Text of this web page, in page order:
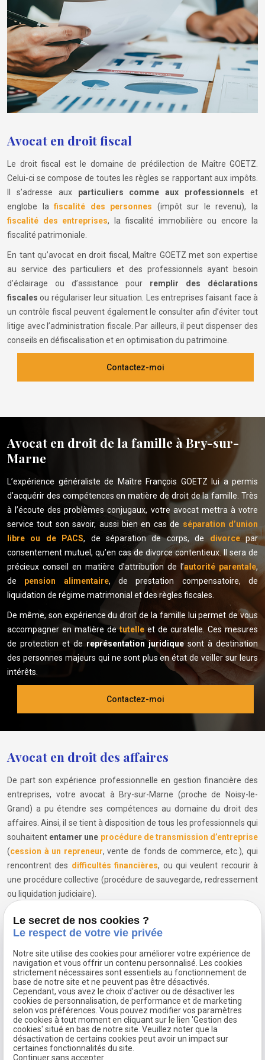
Avocat en droit fiscal
Le droit fiscal est le domaine de prédilection de Maître GOETZ.
Celui-ci se compose de toutes les règles se rapportant aux impôts.
Il s’adresse auxparticuliers comme aux professionnels et
englobe lafiscalité des personnes (impôt sur le revenu), la
fiscalité des entreprises, la fiscalité immobilière ou encore la
fiscalité patrimoniale.
En tant qu’avocat en droit fiscal, Maître GOETZ met son expertise
au service des particuliers et des professionnels ayant besoin
d’éclairage ou d’assistance pour remplir des déclarations
fiscales ou régulariser leur situation. Les entreprises faisant face à
un contrôle fiscal peuvent également le consulter afin d’éviter tout
litige avec l’administration fiscale. Par ailleurs, il peut dispenser des
conseils en défiscalisation et en optimisation du patrimoine.
Contactez-moi
Avocat en droit de la famille à Bry-sur-
Marne
L’expérience généraliste de Maître François GOETZ lui a permis
d’acquérir des compétences en matière de droit de la famille. Très
à l’écoute des problèmes conjugaux, votre avocat mettra à votre
service tout son savoir, aussi bien en cas de séparation d’union
libre ou de PACS, de séparation de corps, de divorcepar
consentement mutuel, qu’en cas de divorce contentieux. Il sera de
précieux conseil en matière d’attribution de l’autorité parentale,
de pension alimentaire, de prestation compensatoire, de
liquidation de régime matrimonial et des règles fiscales.
De même, son expérience du droit de la famille lui permet de vous
accompagner en matière detutelle et de curatelle. Ces mesures
de protection et de représentation juridique sont à destination
des personnes majeurs qui ne sont plus en état de veiller sur leurs
intérêts.
Contactez-moi
Avocat en droit des affaires
De part son expérience professionnelle en gestion financière des
entreprises, votre avocat à Bry-sur-Marne (proche de Noisy-le-
Grand) a pu étendre ses compétences au domaine du droit des
affaires. Ainsi, il se tient à disposition de tous les professionnels qui
souhaitent entamer une procédure de transmission d’entreprise
(cession à un repreneur, vente de fonds de commerce, etc.), qui
rencontrent des difficultés financières, ou qui veulent recourir à
une procédure collective (procédure de sauvegarde, redressement
ou liquidation judiciaire).
Honoraires de votre avocat à Bry-sur-
Marne
Le cabinet de Maître François GOETZ accepte le règlement de ses
honorairesen plusieurs échéances ainsi que l’aide juridictionnelle.
Il vous propose également unpremier rendez-vous non facturé
sous réserve que le dossier soit confié à son cabinet. Que vous
soyez situé à Bry-sur-Marne, Perreux-sur-Marne, ou encore
Champigny-sur-Marne, n'hésitez pas à faire appel à ses services.
Contactez-moi
Le secret de nos cookies ?
Le respect de votre vie privée
Notre site utilise des cookies pour améliorer votre expérience de
navigation et vous offrir un contenu personnalisé. Les cookies
strictement nécessaires sont essentiels au fonctionnement de
base de notre site et ne peuvent pas être désactivés.
Cependant, vous avez le choix d'activer ou de désactiver les
cookies de personnalisation, de performance et de marketing
selon vos préférences. Vous pouvez modifier vos paramètres
de cookies à tout moment en cliquant sur le lien 'Gestion des
cookies' situé en bas de notre site. Veuillez noter que la
désactivation de certains cookies peut avoir un impact sur
certaines fonctionnalités du site.
Continuer sans accepter